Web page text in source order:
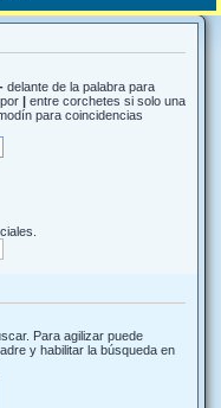
- delante de la palabra para
| entre corchetes si solo una
para coincidencias
Para agilizar puede
y habilitar la búsqueda en